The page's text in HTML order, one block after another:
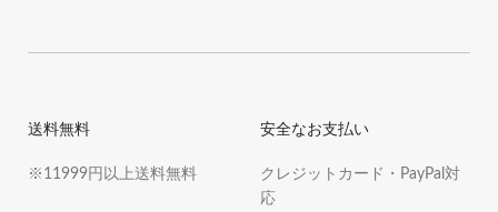
送料無料
※11999円以上送料無料
安全なお支払い
クレジットカード・PayPal対
応